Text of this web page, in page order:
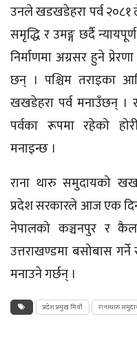
उनले खडखडेहरा पर्व
समृद्धि र उमङ्ग छर्दै
निर्माणमा अग्रसर हुने
छन् । पश्चिम तराइका
खखडेहरा पर्व मनाउँछन् ।
पर्वका रूपमा रहेको
मनाइन्छ ।
राना थारु समुदायको
प्रदेश सरकारले आज एक
नेपालको कञ्चनपुर र
उत्तराखण्डमा बसोबास
मनाउने गर्छन् ।
प्रदेश प्रमुख मियाँ रानाथारु